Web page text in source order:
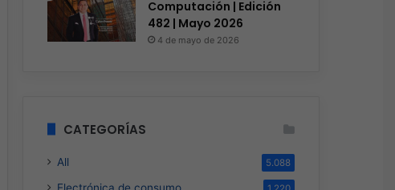
Computación | Edición
482 | Mayo 2026
4 de mayo de 2026
CATEGORÍAS
All 5.088